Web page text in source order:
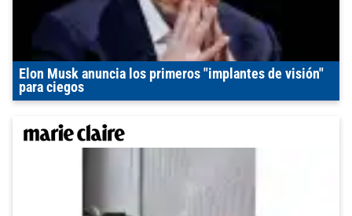
Elon Musk anuncia los primeros "implantes de visión"
para ciegos